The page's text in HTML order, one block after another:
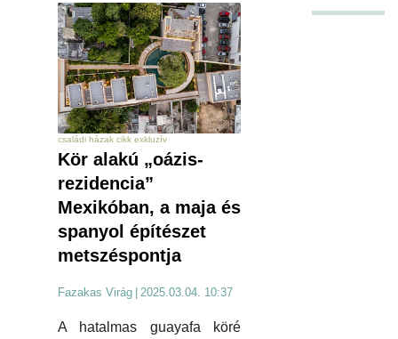
családi házak cikk exkluzív
Kör alakú „oázis-
rezidencia”
Mexikóban, a maja és
spanyol építészet
metszéspontja
Fazakas Virág | 2025.03.04. 10:37
A hatalmas guayafa köré